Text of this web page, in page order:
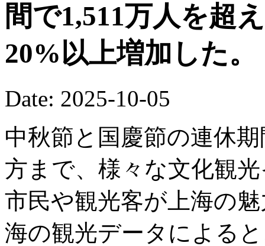
間で1,511万人を超
20%以上増加した。
Date: 2025-10-05
中秋節と国慶節の連休
方まで、様々な文化観
市民や観光客が上海の
海の観光データによる